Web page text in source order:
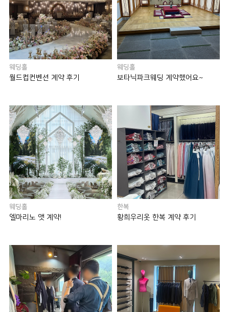
웨딩홀
월드컵컨벤션 계약 후기
웨딩홀
보타닉파크웨딩 계약했어요~
웨딩홀
엘마리노 앳 계약!
한복
황희우리옷 한복 계약 후기